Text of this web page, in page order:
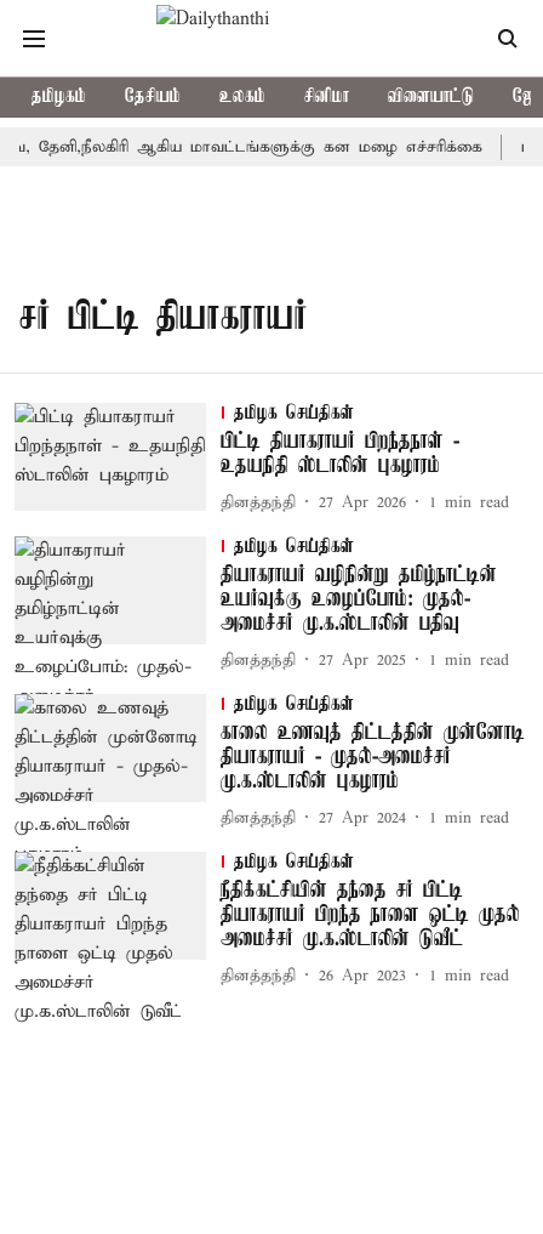
தமிழகம் தேசியம் உலகம் சினிமா விளையாட்டு
தேனி,நீலகிரி ஆகிய மாவட்டங்களுக்கு கன மழை எச்சரிக்கை
சர் பிட்டி தியாகராயர்
தமிழக செய்திகள்
பிட்டி தியாகராயர் பிறந்தநாள் -
உதயநிதி ஸ்டாலின் புகழாரம்
தினத்தந்தி 27 Apr 2026 1 min read
தமிழக செய்திகள்
தியாகராயர் வழிநின்று தமிழ்நாட்டின்
உயர்வுக்கு உழைப்போம்: முதல்-
அமைச்சர் மு.க.ஸ்டாலின் பதிவு
தினத்தந்தி 27 Apr 2025 1 min read
தமிழக செய்திகள்
காலை உணவுத் திட்டத்தின் முன்னோடி
தியாகராயர் - முதல்-அமைச்சர்
மு.க.ஸ்டாலின் புகழாரம்
தினத்தந்தி 27 Apr 2024 1 min read
தமிழக செய்திகள்
நீதிக்கட்சியின் தந்தை சர் பிட்டி
தியாகராயர் பிறந்த நாளை ஒட்டி முதல்
அமைச்சர் மு.க.ஸ்டாலின் டுவீட்
தினத்தந்தி 26 Apr 2023 1 min read